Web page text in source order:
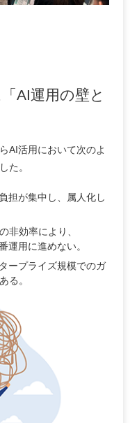
AI運用の壁と
AI活用において次のよ
た。
担が集中し、属人化し
非効率により、
運用に進めない。
ープライズ規模でのガ
る。